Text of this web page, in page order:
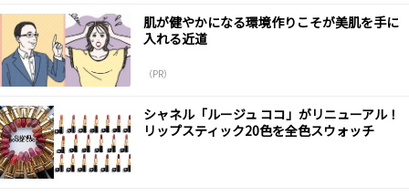
肌が健やかになる環境作りこそが美肌を手に
入れる近道
（PR）
シャネル「ルージュ ココ」がリニューアル！
リップスティック20色を全色スウォッチ